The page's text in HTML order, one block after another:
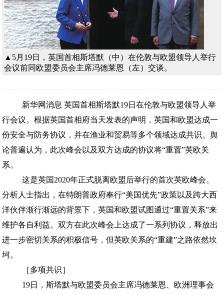
▲5月19日，英国首相斯塔默（中）在伦敦与欧盟领导人举行
会议前同欧盟委员会主席冯德莱恩（左）交谈。
新华网消息 英国首相斯塔默19日在伦敦与欧盟领导人举
行会议。根据英国首相府当天发表的声明，英国和欧盟达成一
份安全与防务协议，并在渔业和贸易等多个领域达成共识。舆
论普遍认为，此次峰会以及双方达成的协议将“重置”英欧关
系。
这是英国2020年正式脱离欧盟后举行的首次英欧峰会。
分析人士指出，在特朗普政府奉行“美国优先”政策以及跨大西
洋伙伴渐行渐远的背景下，英国和欧盟试图通过“重置关系”来
维护各自利益。双方在此次峰会上达成了一系列协议，释放出
进一步密切关系的积极信号，但英欧关系的“重建”之路依然坎
坷。
［多项共识］
19日，斯塔默与欧盟委员会主席冯德莱恩、欧洲理事会